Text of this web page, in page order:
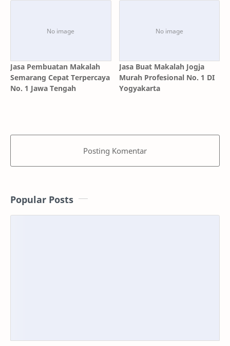
Jasa Pembuatan Makalah
Semarang Cepat Terpercaya
No. 1 Jawa Tengah
Jasa Buat Makalah Jogja
Murah Profesional No. 1 DI
Yogyakarta
Posting Komentar
Popular Posts